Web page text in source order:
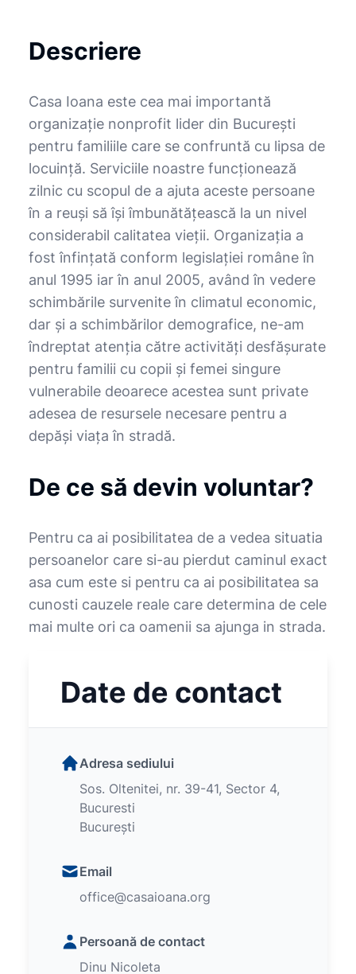
Descriere
Casa Ioana este cea mai importantă
organizaţie nonprofit lider din Bucureşti
pentru familiile care se confruntă cu lipsa de
locuinţă. Serviciile noastre funcţionează
zilnic cu scopul de a ajuta aceste persoane
în a reuşi să îşi îmbunătăţească la un nivel
considerabil calitatea vieţii. Organizaţia a
fost înfinţată conform legislaţiei române în
anul 1995 iar în anul 2005, având în vedere
schimbările survenite în climatul economic,
dar şi a schimbărilor demografice, ne-am
îndreptat atenţia către activităţi desfăşurate
pentru familii cu copii şi femei singure
vulnerabile deoarece acestea sunt private
adesea de resursele necesare pentru a
depăşi viaţa în stradă.
De ce să devin voluntar?
Pentru ca ai posibilitatea de a vedea situatia
persoanelor care si-au pierdut caminul exact
asa cum este si pentru ca ai posibilitatea sa
cunosti cauzele reale care determina de cele
mai multe ori ca oamenii sa ajunga in strada.
Date de contact
Adresa sediului
Sos. Oltenitei, nr. 39-41, Sector 4,
Bucuresti
București
Email
office@casaioana.org
Persoană de contact
Dinu Nicoleta